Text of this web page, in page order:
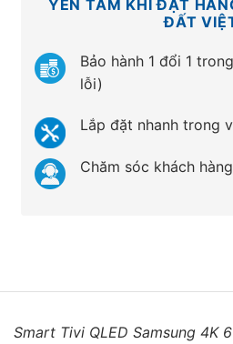
YÊN TÂM KHI ĐẶT
ĐẤT
Bảo hành 1 đổi 1
lỗi)
Lắp đặt nhanh trong
Chăm sóc khách
Smart Tivi QLED Samsung 4K